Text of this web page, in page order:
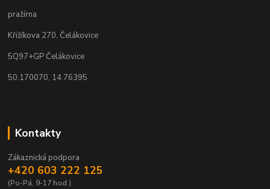
pražírna
Křižíkova 270, Čelákovice
5Q97+GP Čelákovice
50.170070, 14.76395
Kontakty
Zákaznická podpora
+420 603 222 125
(Po-Pá, 9-17 hod.)